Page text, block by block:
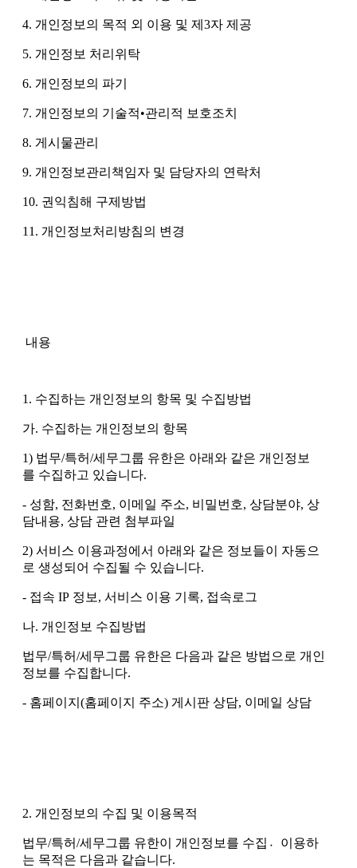
4. 개인정보의 목적 외 이용 및 제3자 제공
5. 개인정보 처리위탁
6. 개인정보의 파기
7. 개인정보의 기술적•관리적 보호조치
8. 게시물관리
9. 개인정보관리책임자 및 담당자의 연락처
10. 권익침해 구제방법
11. 개인정보처리방침의 변경
내용
1. 수집하는 개인정보의 항목 및 수집방법
가. 수집하는 개인정보의 항목
1) 법무/특허/세무그룹 유한은 아래와 같은 개인정보
를 수집하고 있습니다.
- 성함, 전화번호, 이메일 주소, 비밀번호, 상담분야, 상
담내용, 상담 관련 첨부파일
2) 서비스 이용과정에서 아래와 같은 정보들이 자동으
로 생성되어 수집될 수 있습니다.
- 접속 IP 정보, 서비스 이용 기록, 접속로그
나. 개인정보 수집방법
법무/특허/세무그룹 유한은 다음과 같은 방법으로 개인
정보를 수집합니다.
- 홈페이지(홈페이지 주소) 게시판 상담, 이메일 상담
2. 개인정보의 수집 및 이용목적
법무/특허/세무그룹 유한이 개인정보를 수집이〮용하
는 목적은 다음과 같습니다.